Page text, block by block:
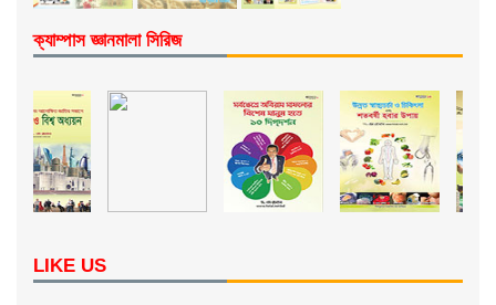
ক্যাম্পাস জ্ঞানমালা সিরিজ
LIKE US